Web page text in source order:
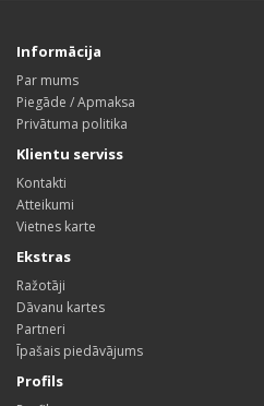
Informācija
Par mums
Piegāde / Apmaksa
Privātuma politika
Klientu serviss
Kontakti
Atteikumi
Vietnes karte
Ekstras
Ražotāji
Dāvanu kartes
Partneri
Īpašais piedāvājums
Profils